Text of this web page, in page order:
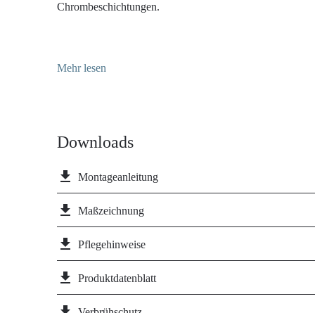
Chrombeschichtungen.
Mehr lesen
Downloads
file_download Montageanleitung
file_download Maßzeichnung
file_download Pflegehinweise
file_download Produktdatenblatt